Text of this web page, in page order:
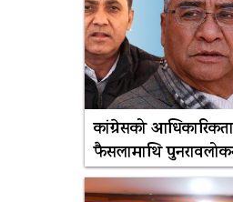
कांग्रेसको
फैसलामाथि